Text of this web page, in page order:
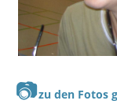
📷zu den Fotos